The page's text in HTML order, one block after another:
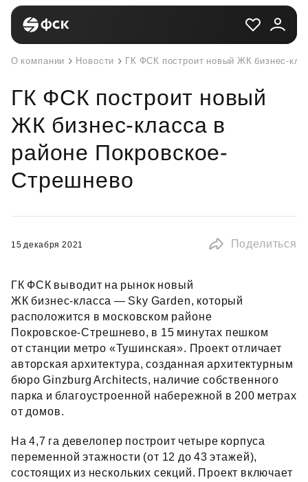
О компании Новости ГК ФСК построит новый ЖК бизнес-
ГК ФСК построит новый
ЖК бизнес-класса в
районе Покровское-
Стрешнево
15 декабря 2021 Поделиться
ГК ФСК выводит на рынок новый
ЖК бизнес‑класса — Sky Garden, который
расположится в московском районе
Покровское‑Стрешнево, в 15 минутах пешком
от станции метро «Тушинская». Проект отличает
авторская архитектура, созданная архитектурным
бюро Ginzburg Architects, наличие собственного
парка и благоустроенной набережной в 200 метрах
от домов.
На 4,7 га девелопер построит четыре корпуса
переменной этажности (от 12 до 43 этажей),
состоящих из нескольких секций. Проект включает